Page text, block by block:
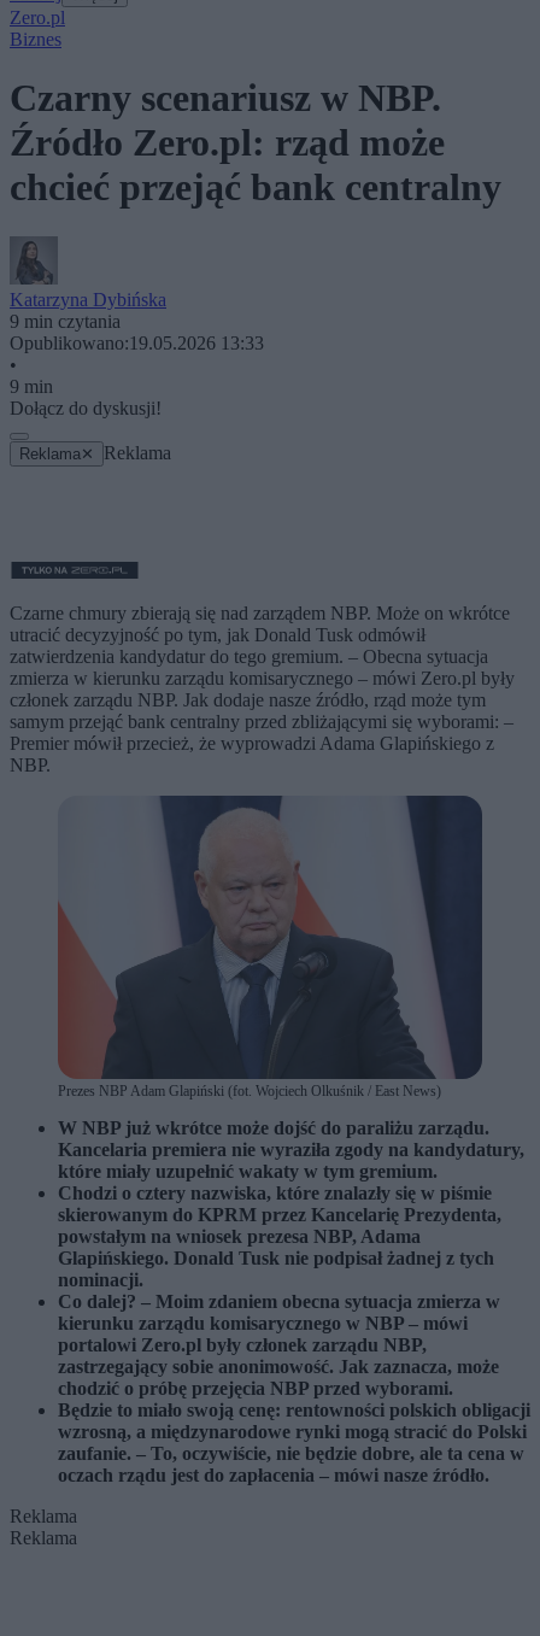
Zero.pl
Biznes
Czarny scenariusz w NBP.
Źródło Zero.pl: rząd może
chcieć przejąć bank centralny
Katarzyna Dybińska
9 min czytania
Opublikowano:19.05.2026 13:33
•
9 min
Dołącz do dyskusji!
Reklama ✕ Reklama
Czarne chmury zbierają się nad zarządem NBP. Może on wkrótce
utracić decyzyjność po tym, jak Donald Tusk odmówił
zatwierdzenia kandydatur do tego gremium. – Obecna sytuacja
zmierza w kierunku zarządu komisarycznego – mówi Zero.pl były
członek zarządu NBP. Jak dodaje nasze źródło, rząd może tym
samym przejąć bank centralny przed zbliżającymi się wyborami: –
Premier mówił przecież, że wyprowadzi Adama Glapińskiego z
NBP.
Prezes NBP Adam Glapiński (fot. Wojciech Olkuśnik / East News)
W NBP już wkrótce może dojść do paraliżu zarządu.
Kancelaria premiera nie wyraziła zgody na kandydatury,
które miały uzupełnić wakaty w tym gremium.
Chodzi o cztery nazwiska, które znalazły się w piśmie
skierowanym do KPRM przez Kancelarię Prezydenta,
powstałym na wniosek prezesa NBP, Adama
Glapińskiego. Donald Tusk nie podpisał żadnej z tych
nominacji.
Co dalej? – Moim zdaniem obecna sytuacja zmierza w
kierunku zarządu komisarycznego w NBP – mówi
portalowi Zero.pl były członek zarządu NBP,
zastrzegający sobie anonimowość. Jak zaznacza, może
chodzić o próbę przejęcia NBP przed wyborami.
Będzie to miało swoją cenę: rentowności polskich obligacji
wzrosną, a międzynarodowe rynki mogą stracić do Polski
zaufanie. – To, oczywiście, nie będzie dobre, ale ta cena w
oczach rządu jest do zapłacenia – mówi nasze źródło.
Reklama
Reklama